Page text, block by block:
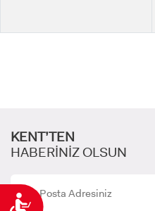
Ulaşılabilirlik
KENT’TEN
HABERİNİZ OLSUN